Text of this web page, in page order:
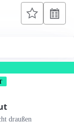
draußen